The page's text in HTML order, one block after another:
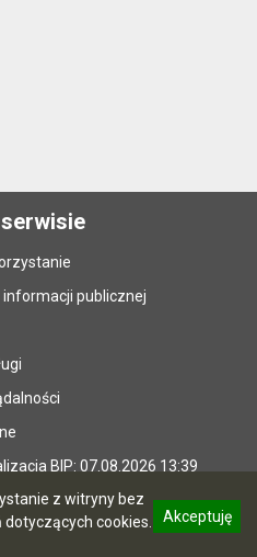
z witryny bez
cookies.
Akceptuję
informacji publicznej
BIP: 07.08.2026 13:39
Sp. z o.o. w Bydgoszczy